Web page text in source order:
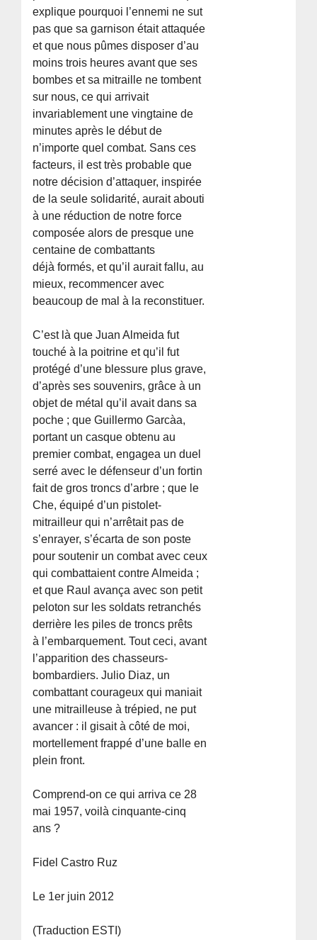
explique pourquoi l’ennemi ne sut
pas que sa garnison était attaquée
et que nous pûmes disposer d’au
moins trois heures avant que ses
bombes et sa mitraille ne tombent
sur nous, ce qui arrivait
invariablement une vingtaine de
minutes après le début de
n’importe quel combat. Sans ces
facteurs, il est très probable que
notre décision d’attaquer, inspirée
de la seule solidarité, aurait abouti
à une réduction de notre force
composée alors de presque une
centaine de combattants
déjà formés, et qu’il aurait fallu, au
mieux, recommencer avec
beaucoup de mal à la reconstituer.
C’est là que Juan Almeida fut
touché à la poitrine et qu’il fut
protégé d’une blessure plus grave,
d’après ses souvenirs, grâce à un
objet de métal qu’il avait dans sa
poche ; que Guillermo Garcà­a,
portant un casque obtenu au
premier combat, engagea un duel
serré avec le défenseur d’un fortin
fait de gros troncs d’arbre ; que le
Che, équipé d’un pistolet-
mitrailleur qui n’arrêtait pas de
s’enrayer, s’écarta de son poste
pour soutenir un combat avec ceux
qui combattaient contre Almeida ;
et que Raul avança avec son petit
peloton sur les soldats retranchés
derrière les piles de troncs prêts
à l’embarquement. Tout ceci, avant
l’apparition des chasseurs-
bombardiers. Julio Diaz, un
combattant courageux qui maniait
une mitrailleuse à trépied, ne put
avancer : il gisait à côté de moi,
mortellement frappé d’une balle en
plein front.
Comprend-on ce qui arriva ce 28
mai 1957, voilà cinquante-cinq
ans ?
Fidel Castro Ruz
Le 1er juin 2012
(Traduction ESTI)